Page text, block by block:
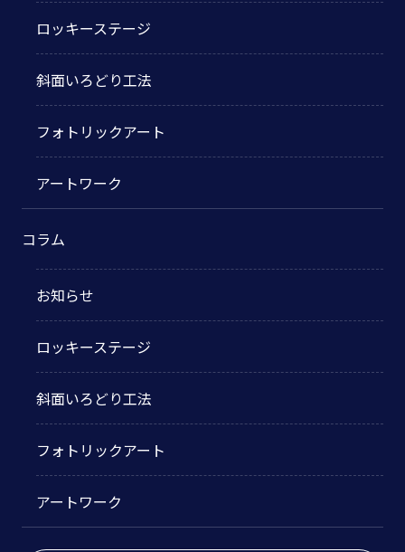
ロッキーステージ
斜面いろどり工法
フォトリックアート
アートワーク
コラム
お知らせ
ロッキーステージ
斜面いろどり工法
フォトリックアート
アートワーク